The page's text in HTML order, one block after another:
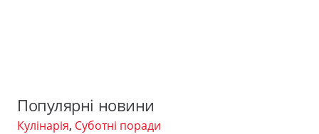
Популярні новини
Кулінарія, Суботні поради